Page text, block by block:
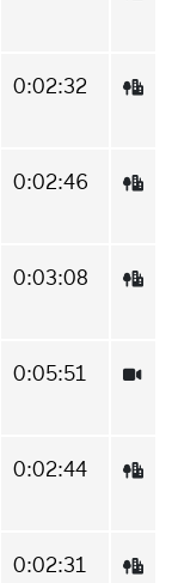
0:02:32
0:02:46
0:03:08
0:05:51
0:02:44
0:02:31